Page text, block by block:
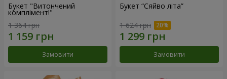
Букет "Витончений
комплімент!"
1 364 грн
Замовити
Букет “Сяйво літа”
1 624 грн
Замовити